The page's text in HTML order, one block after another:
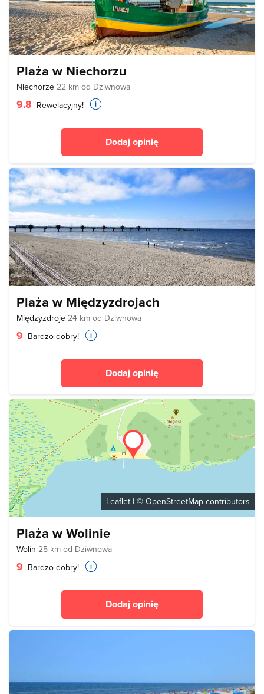
Plaża w Niechorzu
Niechorze 22 km od Dziwnowa
9.8 Rewelacyjny!
Dodaj opinię
Plaża w Międzyzdrojach
Międzyzdroje 24 km od Dziwnowa
9 Bardzo dobry!
Dodaj opinię
Leaflet | © OpenStreetMap contributors
Plaża w Wolinie
Wolin 25 km od Dziwnowa
9 Bardzo dobry!
Dodaj opinię